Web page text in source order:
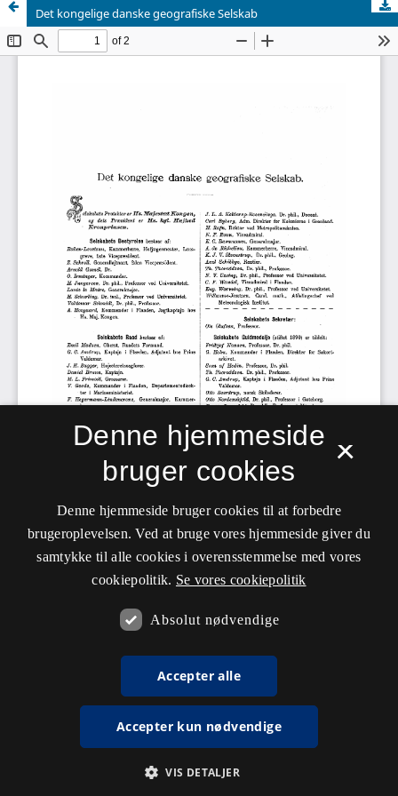
Det kongelige danske geografiske Selskab
×
Denne hjemmeside
bruger cookies
Denne hjemmeside bruger cookies til at forbedre
brugeroplevelsen. Ved at bruge vores hjemmeside giver du
samtykke til alle cookies i overensstemmelse med vores
cookiepolitik. Se vores cookiepolitik
Absolut nødvendige
Accepter alle
Accepter kun nødvendige
VIS DETALJER